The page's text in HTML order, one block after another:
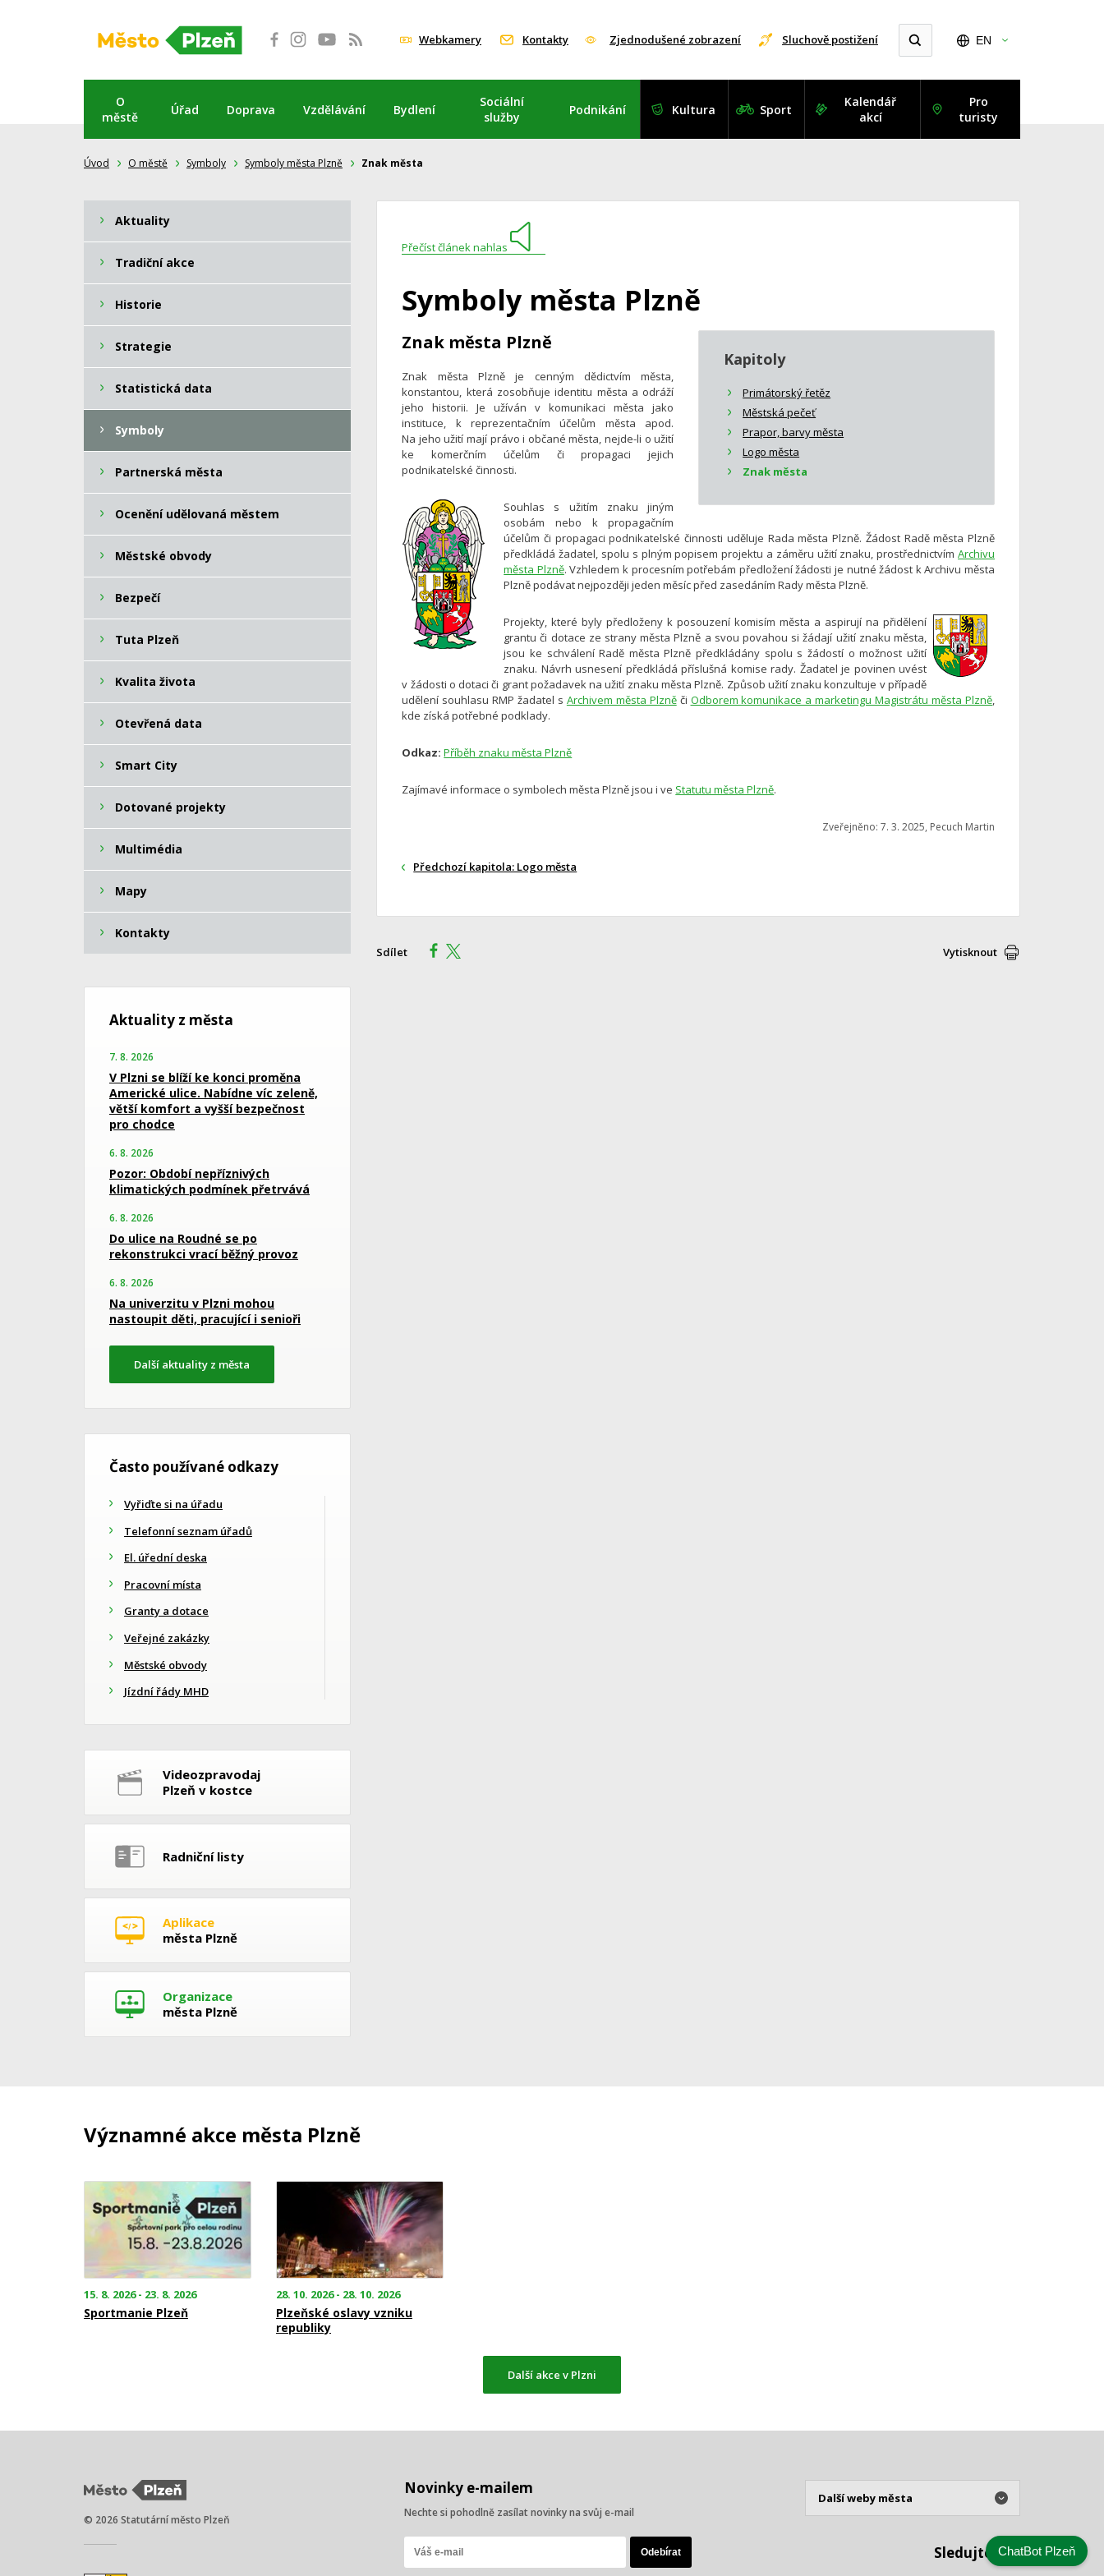
Webkamery Kontakty Zjednodušené zobrazení Sluchově postižení EN
O
městě
Úřad Doprava Vzdělávání Bydlení
Sociální
služby
Podnikání Kultura Sport
Kalendář
akcí
Pro
turisty
Úvod O městě Symboly Symboly města Plzně Znak města
Přečíst článek nahlas
Symboly města Plzně
Kapitoly
Primátorský řetěz
Městská pečeť
Prapor, barvy města
Logo města
Znak města
Znak města Plzně
Znak města Plzně je cenným dědictvím města,
konstantou, která zosobňuje identitu města a odráží
jeho historii. Je užíván v komunikaci města jako
instituce, k reprezentačním účelům města apod.
Na jeho užití mají právo i občané města, nejde-li o užití
ke komerčním účelům či propagaci jejich
podnikatelské činnosti.
Souhlas s užitím znaku jiným
osobám nebo k propagačním
účelům či propagaci podnikatelské činnosti uděluje Rada města Plzně. Žádost Radě města Plzně
předkládá žadatel, spolu s plným popisem projektu a záměru užití znaku, prostřednictvím Archivu
města Plzně. Vzhledem k procesním potřebám předložení žádosti je nutné žádost k Archivu města
Plzně podávat nejpozději jeden měsíc před zasedáním Rady města Plzně.
Projekty, které byly předloženy k posouzení komisím města a aspirují na přidělení
grantu či dotace ze strany města Plzně a svou povahou si žádají užití znaku města,
jsou ke schválení Radě města Plzně předkládány spolu s žádostí o možnost užití
znaku. Návrh usnesení předkládá příslušná komise rady. Žadatel je povinen uvést
v žádosti o dotaci či grant požadavek na užití znaku města Plzně. Způsob užití znaku konzultuje v případě
udělení souhlasu RMP žadatel s Archivem města Plzněči Odborem komunikace a marketingu Magistrátu města Plzně,
kde získá potřebné podklady.
Odkaz: Příběh znaku města Plzně
Zajímavé informace o symbolech města Plzně jsou i ve Statutu města Plzně.
Zveřejněno: 7. 3. 2025, Pecuch Martin
Předchozí kapitola: Logo města
Sdílet Vytisknout
Aktuality
Tradiční akce
Historie
Strategie
Statistická data
Symboly
Partnerská města
Ocenění udělovaná městem
Městské obvody
Bezpečí
Tuta Plzeň
Kvalita života
Otevřená data
Smart City
Dotované projekty
Multimédia
Mapy
Kontakty
Aktuality z města
7. 8. 2026
V Plzni se blíží ke konci proměna
Americké ulice. Nabídne víc zeleně,
větší komfort a vyšší bezpečnost
pro chodce
6. 8. 2026
Pozor: Období nepříznivých
klimatických podmínek přetrvává
6. 8. 2026
Do ulice na Roudné se po
rekonstrukci vrací běžný provoz
6. 8. 2026
Na univerzitu v Plzni mohou
nastoupit děti, pracující i senioři
Další aktuality z města
Často používané odkazy
Vyřiďte si na úřadu
Telefonní seznam úřadů
El. úřední deska
Pracovní místa
Granty a dotace
Veřejné zakázky
Městské obvody
Jízdní řády MHD
Videozpravodaj
Plzeň v kostce
Radniční listy
Aplikace
města Plzně
Organizace
města Plzně
Významné akce města Plzně
15. 8. 2026 - 23. 8. 2026
Sportmanie Plzeň
28. 10. 2026 - 28. 10. 2026
Plzeňské oslavy vzniku
republiky
Další akce v Plzni
Novinky e-mailem
Nechte si pohodlně zasílat novinky na svůj e-mail
Sledujte nás
© 2026 Statutární město Plzeň
ChatBot Plzeň